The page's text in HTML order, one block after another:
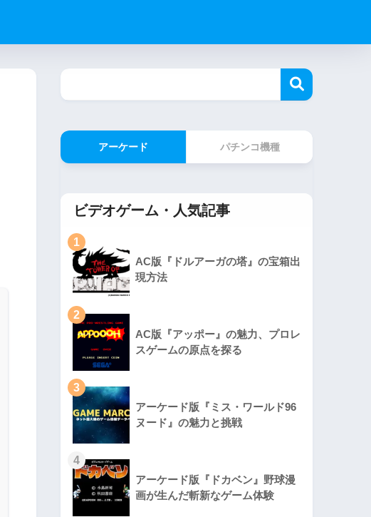
アーケード パチンコ機種
ビデオゲーム・人気記事
1
AC版『ドルアーガの塔』の宝箱出
現方法
2
AC版『アッポー』の魅力、プロレ
スゲームの原点を探る
3
アーケード版『ミス・ワールド96
ヌード』の魅力と挑戦
4
アーケード版『ドカベン』野球漫
画が生んだ斬新なゲーム体験